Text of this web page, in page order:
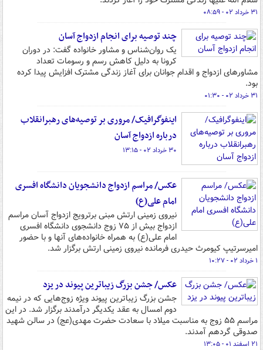
۳۱ خرداد ۰۲ - ۰۸:۵۹
چند توصیه برای انجام ازدواج آسان
یک روان‌شناس و مشاور خانواده گفت: در دوران
کرونا به دلیل کاهش رسم و رسومات تعداد
مشاورهای ازدواج و اقدام جوانان برای آغاز زندگی مشترک افزایش پیدا کرده
بود.
۳۱ خرداد ۰۲ - ۰۱:۳۰
اینفوگرافیک/ مروری بر توصیه‌های رهبرانقلاب
درباره ازدواج آسان
۳۰ خرداد ۰۲ - ۱۳:۱۵
عکس/ مراسم ازدواج دانشجویان دانشگاه افسری
امام علی(ع)
نیروی زمینی ارتش مبنی برترویج ازدواج آسان مراسم
ازدواج بیش از ۷۵ زوج دانشجوی دانشگاه افسری
امام علی(ع) به همراه خانواده‌های آنها و با حضور
امیرسرتیپ کیومرث حیدری فرمانده نیروی زمینی ارتش برگزار شد.
۱ خرداد ۰۲ - ۱۰:۲۷
عکس/ جشن بزرگ زیباترین پیوند در یزد
جشن بزرگ زیباترین پیوند ویژه زوج‌هایی که در نیمه
دوم امسال به عقد یکدیگر درآمدند برگزار شد. در این
مراسم ۵۵ زوج به مناسبت میلاد با سعادت حضرت مهدی(عج) در سالن شهید
صدوقی گردهم آمدند.
۲۱ اسفند ۰۱ - ۱۳:۰۵